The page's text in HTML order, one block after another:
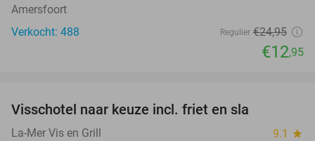
Amersfoort
Verkocht: 488
Regulier €24,95
€12,95
Visschotel naar keuze incl. friet en sla
La-Mer Vis en Grill 9.1 star